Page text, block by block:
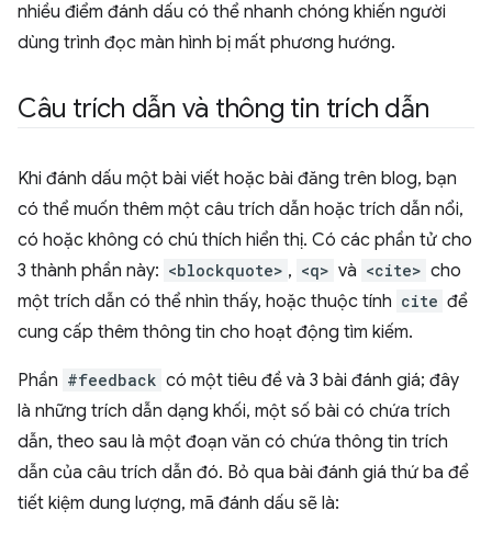
nhiều điểm đánh dấu có thể nhanh chóng khiến người
dùng trình đọc màn hình bị mất phương hướng.
Câu trích dẫn và thông tin trích dẫn
Khi đánh dấu một bài viết hoặc bài đăng trên blog, bạn
có thể muốn thêm một câu trích dẫn hoặc trích dẫn nổi,
có hoặc không có chú thích hiển thị. Có các phần tử cho
3 thành phần này: <blockquote> , <q> và <cite> cho
một trích dẫn có thể nhìn thấy, hoặc thuộc tính cite để
cung cấp thêm thông tin cho hoạt động tìm kiếm.
Phần #feedback có một tiêu đề và 3 bài đánh giá; đây
là những trích dẫn dạng khối, một số bài có chứa trích
dẫn, theo sau là một đoạn văn có chứa thông tin trích
dẫn của câu trích dẫn đó. Bỏ qua bài đánh giá thứ ba để
tiết kiệm dung lượng, mã đánh dấu sẽ là: